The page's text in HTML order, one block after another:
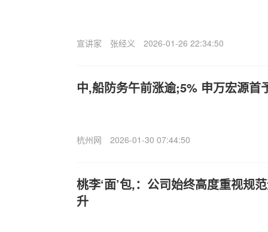
宣讲家 张经义 2026-01-26 22:34:50
中,船防务午前涨逾;5% 申万宏源首
杭州网 2026-01-30 07:44:50
桃李‘面’包,：公司始终高度重视规
升